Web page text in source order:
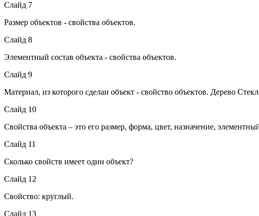
Слайд 7
Размер объектов - свойства объектов.
Слайд 8
Элементный состав объекта - свойства объектов.
Слайд 9
Материал, из которого сделан объект - свойство объектов. Дерево
Слайд 10
Свойства объекта – это его размер, форма, цвет, назначение,
Слайд 11
Сколько свойств имеет один объект?
Слайд 12
Свойство: круглый.
Слайд 13